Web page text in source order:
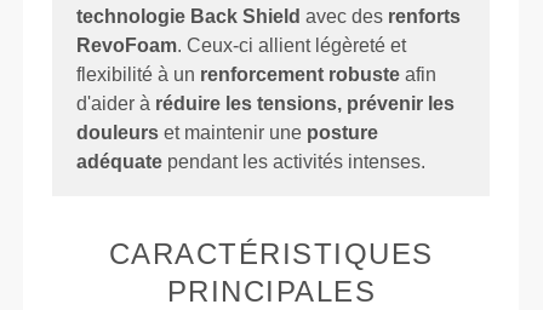
technologie Back Shield avec des renforts
RevoFoam. Ceux-ci allient légèreté et
flexibilité à un renforcement robuste afin
d'aider à réduire les tensions, prévenir les
douleurs et maintenir une posture
adéquate pendant les activités intenses.
CARACTÉRISTIQUES
PRINCIPALES